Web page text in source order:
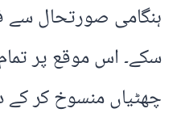
ہنگامی صورتحال سے
سکے۔ اس موقع پر